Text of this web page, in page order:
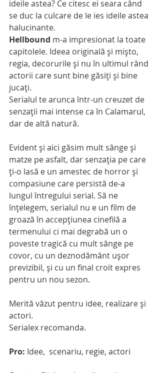
ideile astea? Ce citesc ei seara când
se duc la culcare de le ies ideile astea
halucinante.
Hellbound m-a impresionat la toate
capitolele. Ideea originală şi mişto,
regia, decorurile şi nu în ultimul rând
actorii care sunt bine găsiţi şi bine
jucaţi.
Serialul te arunca într-un creuzet de
senzaţii mai intense ca în Calamarul,
dar de altă natură.
Evident şi aici găsim mult sânge şi
matze pe asfalt, dar senzaţia pe care
ţi-o lasă e un amestec de horror şi
compasiune care persistă de-a
lungul întregului serial. Să ne
înţelegem, serialul nu e un film de
groază în accepţiunea cinefilă a
termenului ci mai degrabă un o
poveste tragică cu mult sânge pe
covor, cu un deznodământ ușor
previzibil, și cu un final croit expres
pentru un nou sezon.
Merită văzut pentru idee, realizare și
actori.
Serialex recomanda.
Pro: Idee,  scenariu, regie, actori